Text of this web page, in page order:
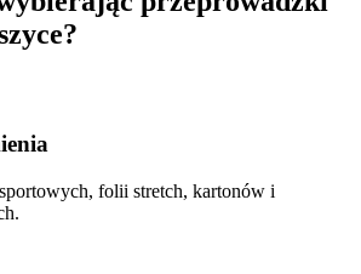
folii stretch, kartonów i